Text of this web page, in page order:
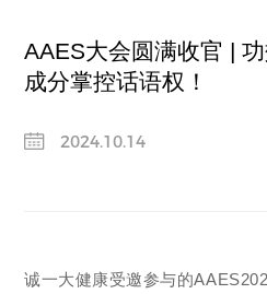
关于我们
发展历程
全案服务
多维产品提案
全面动销服务
AAES大会圆满收官 |
成分掌控话语权！
2024.10.14
诚一大健康受邀参与的